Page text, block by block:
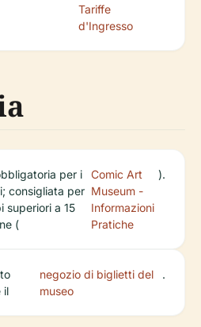
Tariffe
d'Ingresso
per i
consigliata per
superiori a 15
(
Comic Art
Museum -
Informazioni
Pratiche
).
il
negozio di biglietti del
museo
.